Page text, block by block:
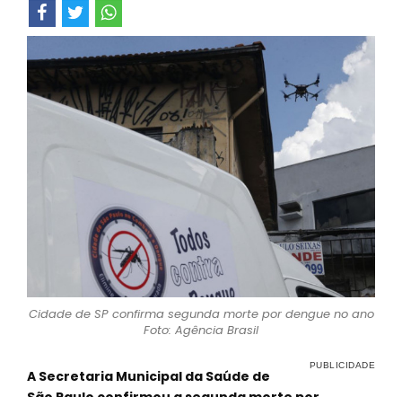
Cidade de SP confirma segunda morte por dengue no ano
Foto: Agência Brasil
A Secretaria Municipal da Saúde de